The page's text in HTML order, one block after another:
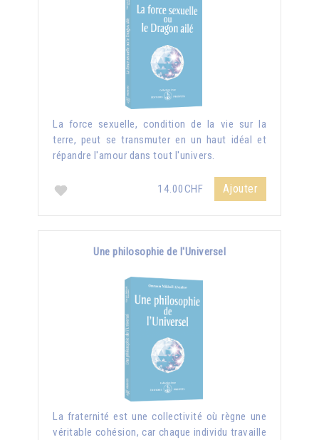
La force sexuelle, condition de la vie sur la
terre, peut se transmuter en un haut idéal et
répandre l'amour dans tout l'univers.
14.00CHF Ajouter
Une philosophie de l'Universel
La fraternité est une collectivité où règne une
véritable cohésion, car chaque individu travaille